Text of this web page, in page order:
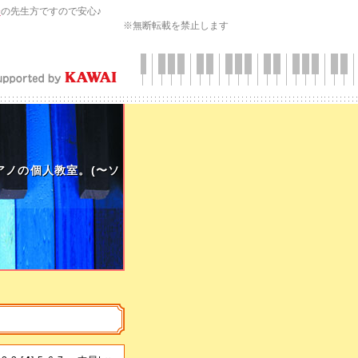
の先生方ですので安心♪
※無断転載を禁止します
の個人教室。(〜ソ